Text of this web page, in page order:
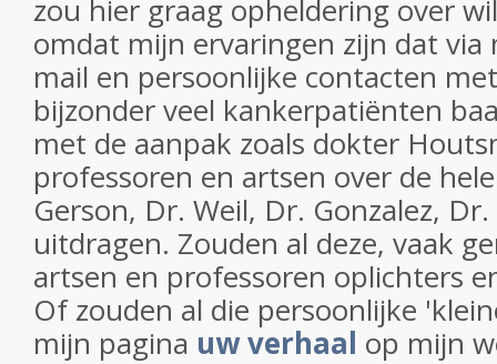
zou hier graag opheldering over
omdat mijn ervaringen zijn dat via
mail en persoonlijke contacten
bijzonder veel kankerpatiënten
met de aanpak zoals dokter
professoren en artsen over de
Gerson, Dr. Weil, Dr. Gonzalez,
uitdragen. Zouden al deze, vaak
artsen en professoren oplichters
Of zouden al die persoonlijke
mijn pagina uw verhaal op mijn